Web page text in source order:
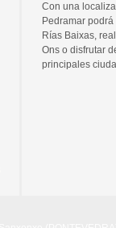
Con una
Pedramar
Rías Baixas,
Ons o disfrutar
principales